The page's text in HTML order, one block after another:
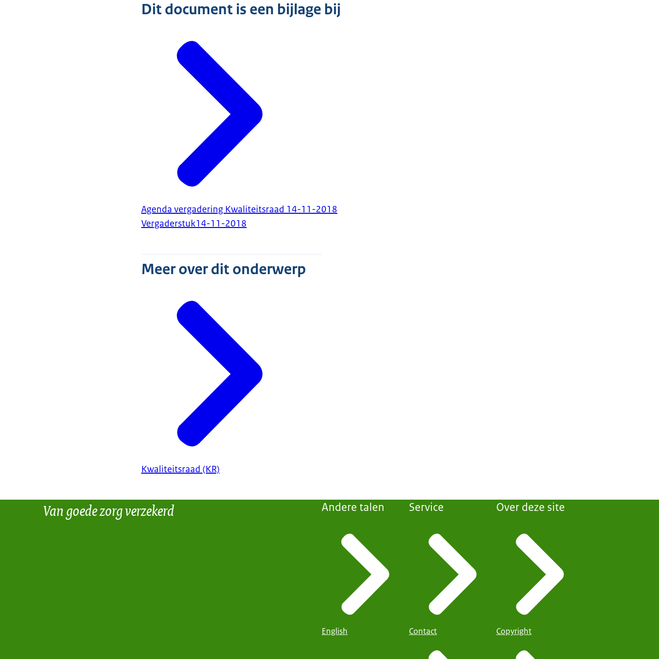
Dit document is een bijlage bij
Agenda vergadering Kwaliteitsraad 14-11-2018
Vergaderstuk14-11-2018
Meer over dit onderwerp
Kwaliteitsraad (KR)
Van goede zorg verzekerd Andere talen
English
Service
Contact
Over deze site
Copyright